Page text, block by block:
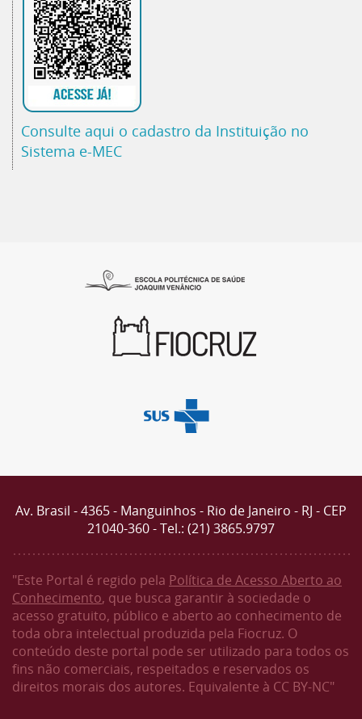
Consulte aqui o cadastro da Instituição no
Sistema e-MEC
Av. Brasil - 4365 - Manguinhos - Rio de Janeiro - RJ - CEP
21040-360 - Tel.: (21) 3865.9797
"Este Portal é regido pela Política de Acesso Aberto ao
Conhecimento, que busca garantir à sociedade o
acesso gratuito, público e aberto ao conhecimento de
toda obra intelectual produzida pela Fiocruz. O
conteúdo deste portal pode ser utilizado para todos os
fins não comerciais, respeitados e reservados os
direitos morais dos autores. Equivalente à CC BY-NC"